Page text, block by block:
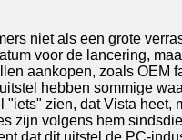
niet als een grote
voor de lancering,
aankopen, zoals OEM
hebben sommige
zien, dat Vista heet,
zijn volgens hem
dat dit uitstel de PC-